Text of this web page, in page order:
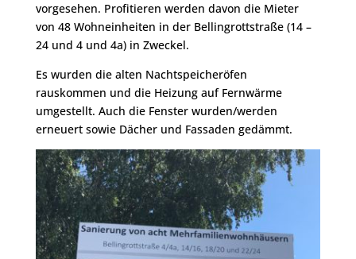
vorgesehen. Profitieren werden davon die Mieter
von 48 Wohneinheiten in der Bellingrottstraße (14 –
24 und 4 und 4a) in Zweckel.
Es wurden die alten Nachtspeicheröfen
rauskommen und die Heizung auf Fernwärme
umgestellt. Auch die Fenster wurden/werden
erneuert sowie Dächer und Fassaden gedämmt.